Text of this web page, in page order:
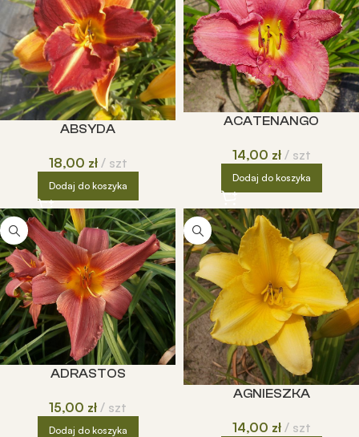
ABSYDA
18,00 zł szt
Dodaj do koszyka
ACATENANGO
14,00 zł szt
Dodaj do koszyka
ADRASTOS
15,00 zł szt
Dodaj do koszyka
AGNIESZKA
14,00 zł szt